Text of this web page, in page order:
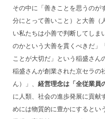
その中に「善きことを思うのが
分にとって善いこと）と大善（
い私たちは小善で判断してしま
のかという大善を貫くべきだ」
ことが大切だ」という稲盛さん
稲盛さんが創業された京セラの
ん）」、経営理念は「全従業員
に人類、社会の進歩発展に貢献
めには物質的に豊かにするとい